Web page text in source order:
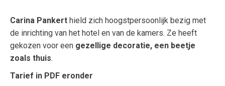
Carina Pankert hield zich hoogstpersoonlijk bezig met
de inrichting van het hotel en van de kamers. Ze heeft
gekozen voor een gezellige decoratie, een beetje
zoals thuis.
Tarief in PDF eronder